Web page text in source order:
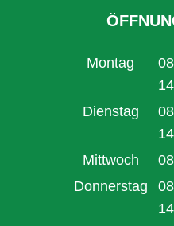
Montag
Dienstag
Mittwoch
Donnerstag